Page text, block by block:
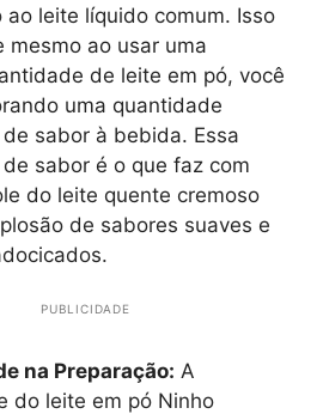
ao leite líquido comum. Isso
mesmo ao usar uma
de leite em pó, você
uma quantidade
sabor à bebida. Essa
sabor é o que faz com
do leite quente cremoso
de sabores suaves e
PUBLICIDADE
na Preparação: A
do leite em pó Ninho